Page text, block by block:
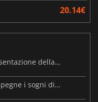
20.14€
MARVEL Tōkon debutta con la presentazione della roadmap per il primo anno
Steam Frame: il prezzo trapelato spegne i sogni di un VR economico